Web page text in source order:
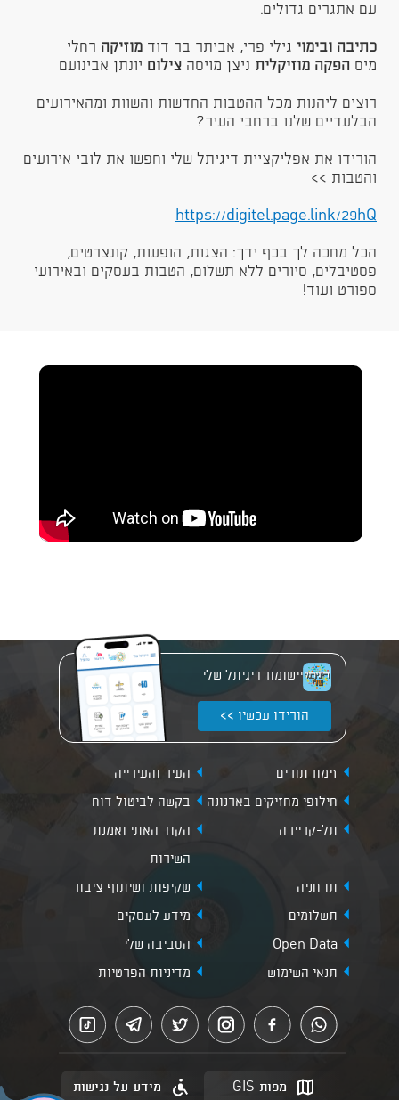
עם אתגרים גדולים.
כתיבה ובימוי גילי פרי, אביתר בר דוד מוזיקה רחלי
מיס הפקה מוזיקלית ניצן מויסה צילום יונתן אבינועם
רוצים ליהנות מכל ההטבות החדשות והשוות ומהאירועים
הבלעדיים שלנו ברחבי העיר?
הורידו את אפליקציית דיגיתל שלי וחפשו את לובי אירועים
והטבות >>
https://digitel.page.link/29hQ​
הכל מחכה לך בכף ידך: הצגות, הופעות, קונצרטים,
פסטיבלים, סיורים ללא תשלום, הטבות בעסקים ובאירועי
ספורט ועוד!​
יישומון דיגיתל שלי
הורידו עכשיו >>
זימון תורים
העיר והעירייה
חילופי מחזיקים בארנונה
בקשה לביטול דוח
תל-קריירה
הקוד האתי ואמנת
השירות
תו חניה
שקיפות ושיתוף ציבור
תשלומים
מידע לעסקים
Open Data
הסביבה שלי
תנאי השימוש
מדיניות הפרטיות
מפות GIS מידע על נגישות